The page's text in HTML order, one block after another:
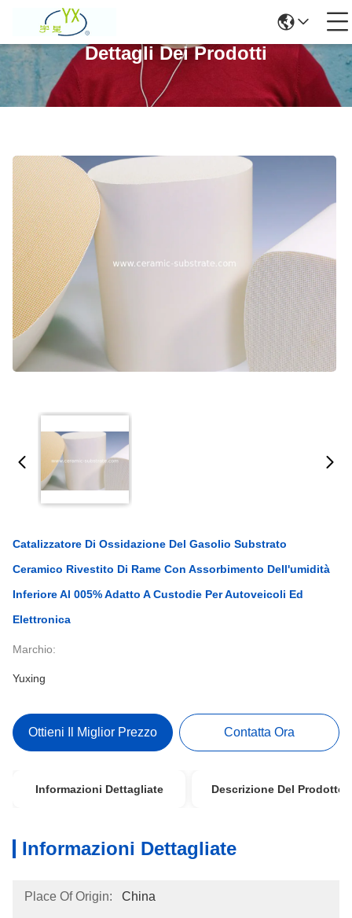
Dettagli Dei Prodotti
Catalizzatore Di Ossidazione Del Gasolio Substrato
Ceramico Rivestito Di Rame Con Assorbimento Dell'umidità
Inferiore Al 005% Adatto A Custodie Per Autoveicoli Ed
Elettronica
Marchio:
Yuxing
Ottieni Il Miglior Prezzo Contatta Ora
Informazioni Dettagliate Descrizione Del Prodotto
Informazioni Dettagliate
Place Of Origin: China